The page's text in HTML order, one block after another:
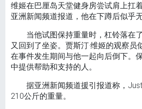
维姬在巴厘岛天堂健身房尝试肩上扛
亚洲新闻频道报道，他在下蹲后似乎
当他试图保持重量时，杠铃落在
又回到了坐姿。贾斯汀·维姬的观察员
在事件发生期间与他一起向后倒下。
中提供帮助和支持的人。
据亚洲新闻频道援引报道称，
210公斤的重量。